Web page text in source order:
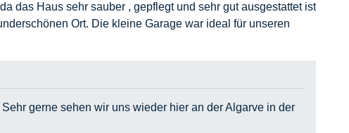
das Haus sehr sauber , gepflegt und sehr gut ausgestattet ist
Ort. Die kleine Garage war ideal für unseren
gerne sehen wir uns wieder hier an der Algarve in der